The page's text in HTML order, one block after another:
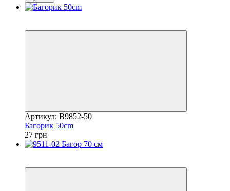
Артикул: B9852-50
Багорик 50cm
27 грн